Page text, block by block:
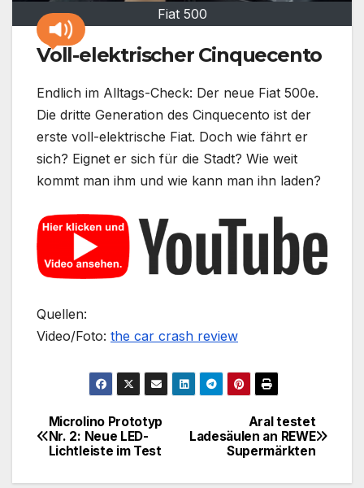
Fiat 500
Voll-elektrischer Cinquecento
Endlich im Alltags-Check: Der neue Fiat 500e.
Die dritte Generation des Cinquecento ist der
erste voll-elektrische Fiat. Doch wie fährt er
sich? Eignet er sich für die Stadt? Wie weit
kommt man ihm und wie kann man ihn laden?
Quellen:
Video/Foto: the car crash review
BeitragsnavigationAral testet
Ladesäulen an REWE
Supermärkten
Microlino Prototyp
Nr. 2: Neue LED-
Lichtleiste im Test